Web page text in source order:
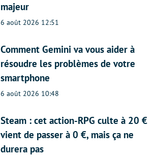
majeur
6 août 2026 12:51
Comment Gemini va vous aider à
résoudre les problèmes de votre
smartphone
6 août 2026 10:48
Steam : cet action-RPG culte à 20 €
vient de passer à 0 €, mais ça ne
durera pas